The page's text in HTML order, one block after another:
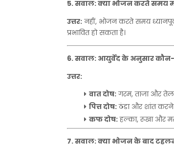
5.सवाल:क्या भोजनकरतेसमय
उत्तर: नहीं, भोजन करते समय
प्रभावित हो सकता है।
6.सवाल: आयुर्वेदके अनुसारकौन-
उत्तर:
वातदोष: गरम,ताजा और
पित्तदोष: ठंडा और शांत करने
कफदोष: हल्का,रूखा और
7.सवाल:क्या भोजनकेबाद